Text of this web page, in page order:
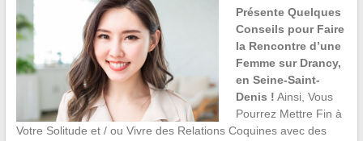
Présente Quelques
Conseils pour Faire
la Rencontre d’une
Femme sur Drancy,
en Seine-Saint-
Denis ! Ainsi, Vous
Pourrez Mettre Fin à
Votre Solitude et / ou Vivre des Relations Coquines avec des